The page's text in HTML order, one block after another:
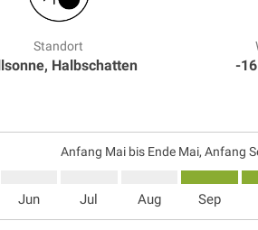
Standort
Halbschatten -
Anfang Mai bis Ende Mai, Anfang
Jun Jul Aug Sep